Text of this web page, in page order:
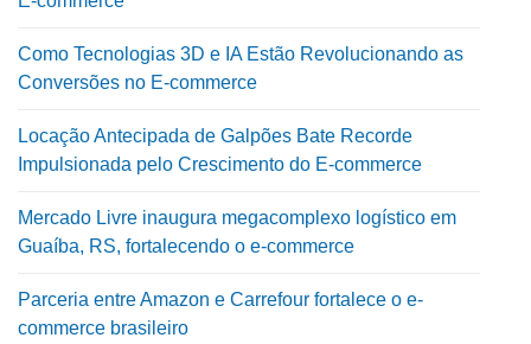
Como Tecnologias 3D e IA Estão Revolucionando as
Conversões no E-commerce
Locação Antecipada de Galpões Bate Recorde
Impulsionada pelo Crescimento do E-commerce
Mercado Livre inaugura megacomplexo logístico em
Guaíba, RS, fortalecendo o e-commerce
Parceria entre Amazon e Carrefour fortalece o e-
commerce brasileiro